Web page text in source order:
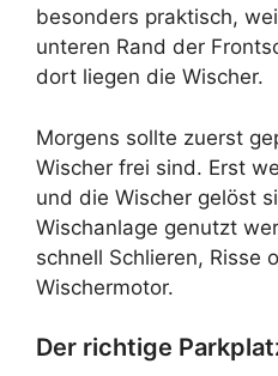
besonders praktisch,
unteren Rand der
dort liegen die Wischer.
Morgens sollte zuerst
Wischer frei sind. Erst
und die Wischer gelöst
Wischanlage genutzt
schnell Schlieren, Risse
Wischermotor.
Der richtige